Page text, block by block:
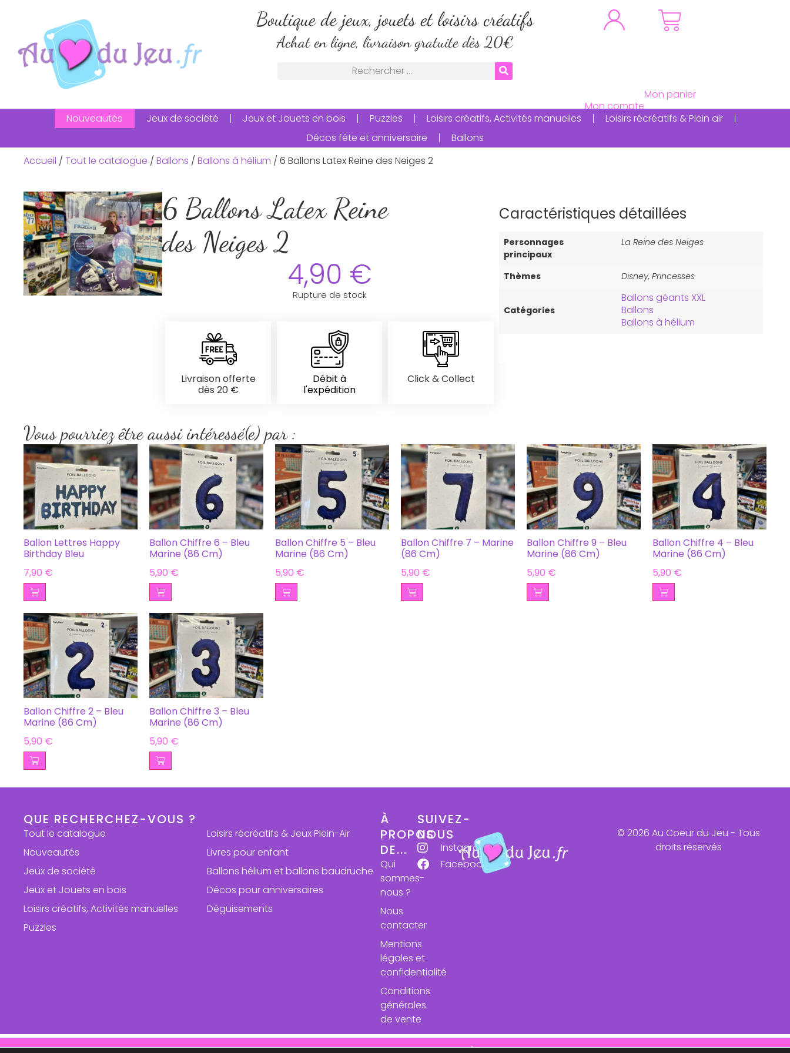
Boutique de jeux, jouets et loisirs créatifs
Achat en ligne, livraison gratuite dès 20€
Nouveautés Jeux de société Jeux et Jouets en bois Puzzles Loisirs créatifs, Activités manuelles
Loisirs récréatifs & Plein air
Décos fête et anniversaire
Ballons
Accueil /Tout le catalogue /Ballons /Ballons à hélium / 6 Ballons Latex Reine des Neiges 2
6 Ballons Latex Reine
des Neiges 2
4,90 €
Rupture de stock
Livraison offerte
dès 20 €
Débit à
l'expédition
Click & Collect
Caractéristiques détaillées
Personnages
principaux
La Reine des Neiges
Thèmes Disney, Princesses
Catégories
Ballons géants XXL
Ballons
Ballons à hélium
Vous pourriez être aussi intéressé(e) par :
Ballon Lettres Happy
Birthday Bleu
7,90 €
Ballon Chiffre 6 – Bleu
Marine (86 Cm)
5,90 €
Ballon Chiffre 5 – Bleu
Marine (86 Cm)
5,90 €
Ballon Chiffre 7 – Marine
(86 Cm)
5,90 €
Ballon Chiffre 9 – Bleu
Marine (86 Cm)
5,90 €
Ballon Chiffre 4 – Bleu
Marine (86 Cm)
5,90 €
Ballon Chiffre 2 – Bleu
Marine (86 Cm)
5,90 €
Ballon Chiffre 3 – Bleu
Marine (86 Cm)
5,90 €
QUE RECHERCHEZ-VOUS ?
Tout le catalogue
Nouveautés
Jeux de société
Jeux et Jouets en bois
Loisirs créatifs, Activités manuelles
Puzzles
Loisirs récréatifs & Jeux Plein-Air
Livres pour enfant
Ballons hélium et ballons baudruche
Décos pour anniversaires
Déguisements
À
PROPOS
DE...
Qui
sommes-
nous ?
Nous
contacter
Mentions
légales et
confidentialité
Conditions
générales
de vente
SUIVEZ-
NOUS
Instagram
Facebook
© 2026 Au Coeur du Jeu - Tous
droits réservés